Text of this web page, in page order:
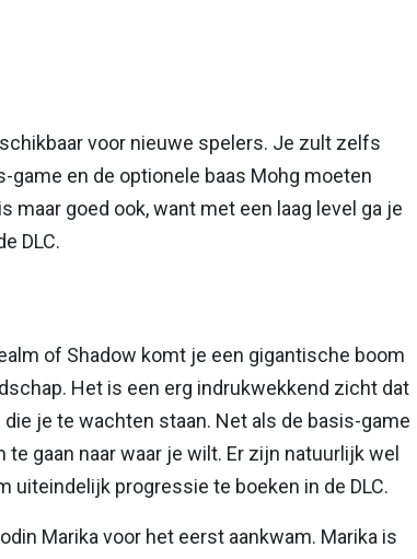
voor nieuwe spelers. Je zult zelfs
en de optionele baas Mohg moeten
maar goed ook, want met een laag level ga je
DLC.
of Shadow komt je een gigantische boom
Het is een erg indrukwekkend zicht dat
je te wachten staan. Net als de basis-game
gaan naar waar je wilt. Er zijn natuurlijk wel
uiteindelijk progressie te boeken in de DLC.
Marika voor het eerst aankwam. Marika is